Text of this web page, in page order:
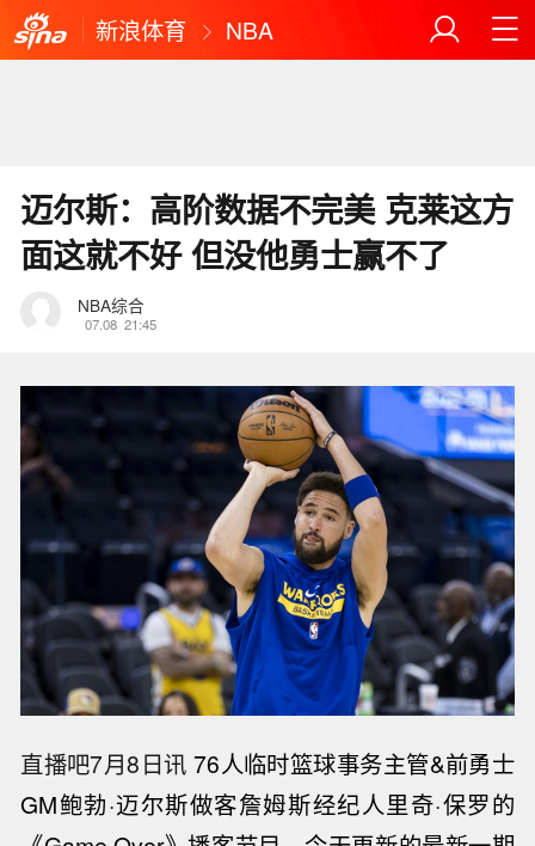
新浪体育 NBA
迈尔斯：高阶数据不完美 克莱这方
面这就不好 但没他勇士赢不了
NBA综合
07.08 21:45
直播吧7月8日讯76人临时篮球事务主管&前勇士
GM鲍勃·迈尔斯做客詹姆斯经纪人里奇·保罗的